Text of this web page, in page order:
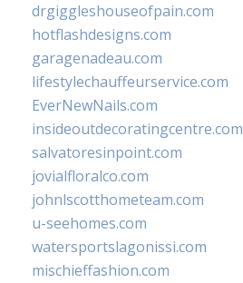
drgiggleshouseofpain.com
hotflashdesigns.com
garagenadeau.com
lifestylechauffeurservice.com
EverNewNails.com
insideoutdecoratingcentre.com
salvatoresinpoint.com
jovialfloralco.com
johnlscotthometeam.com
u-seehomes.com
watersportslagonissi.com
mischieffashion.com